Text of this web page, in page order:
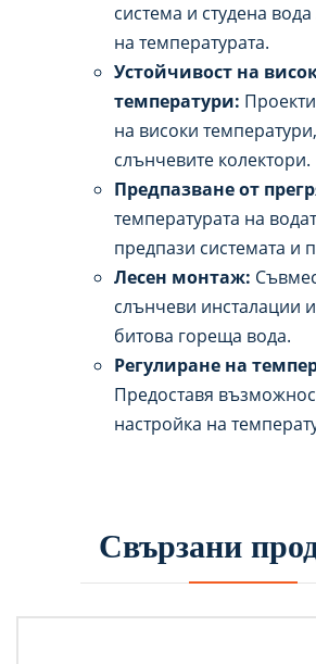
система и студена
на температурата.
Устойчивост на
температури:
на високи
слънчевите колектори.
Предпазване от
температурата на
предпази системата и
Лесен монтаж:
слънчеви инсталации
битова гореща вода.
Регулиране на
Предоставя
настройка на
Свързани